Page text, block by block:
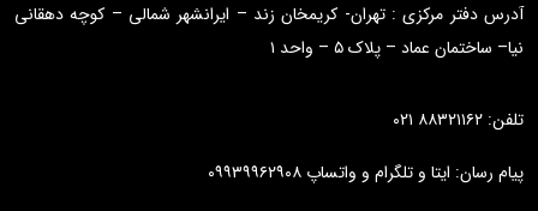
آدرس دفتر مرکزی : تهران- کریمخان زند – ایرانشهر شمالی – کوچه دهقانی
نیا– ساختمان عماد – پلاک ۵ – واحد ۱
تلفن: ۸۸۳۲۱۱۶۲ ۰۲۱
پیام رسان: ایتا و تلگرام و واتساپ ۰۹۹۳۹۹۶۲۹۰۸